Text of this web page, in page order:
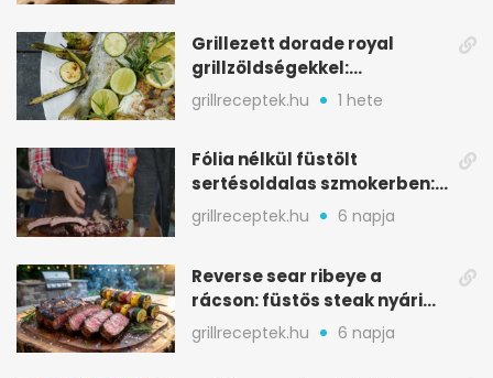
Grillezett dorade royal
grillzöldségekkel:
mediterrán ízek a rostélyról
grillreceptek.hu 1 hete
Fólia nélkül füstölt
sertésoldalas szmokerben:
ropogós bark, 6 óra
grillreceptek.hu 6 napja
Reverse sear ribeye a
rácson: füstös steak nyári
tökkebabbal
grillreceptek.hu 6 napja